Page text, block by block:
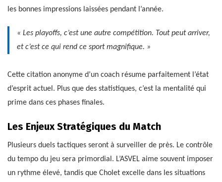
les bonnes impressions laissées pendant l’année.
« Les playoffs, c’est une autre compétition. Tout peut arriver,
et c’est ce qui rend ce sport magnifique. »
Cette citation anonyme d’un coach résume parfaitement l’état
d’esprit actuel. Plus que des statistiques, c’est la mentalité qui
prime dans ces phases finales.
Les Enjeux Stratégiques du Match
Plusieurs duels tactiques seront à surveiller de près. Le contrôle
du tempo du jeu sera primordial. L’ASVEL aime souvent imposer
un rythme élevé, tandis que Cholet excelle dans les situations